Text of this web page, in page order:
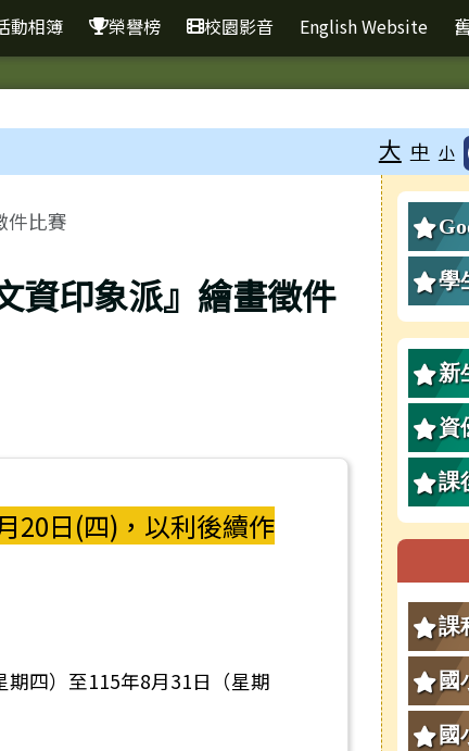
動相簿 榮譽榜 校園影音 English Website
大 中 小
件比賽
資印象派』繪畫徵件
20日(四)，以利後續作
四）至115年8月31日（星期
右
入
學
詢
新
資
課
課
國
國